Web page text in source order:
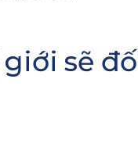
giới sẽ